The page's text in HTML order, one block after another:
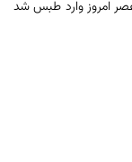
امروز وارد طبس شد